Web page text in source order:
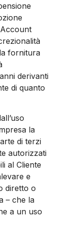
fornitura
derivanti
di quanto
la
di terzi
autorizzati
al Cliente
e
diretto o
– che la
a un uso